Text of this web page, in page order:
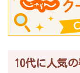
10代に人気